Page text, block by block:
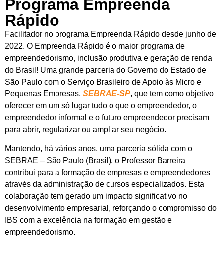
Programa Empreenda
Rápido
Facilitador no programa Empreenda Rápido desde junho de
2022. O Empreenda Rápido é o maior programa de
empreendedorismo, inclusão produtiva e geração de renda
do Brasil! Uma grande parceria do Governo do Estado de
São Paulo com o Serviço Brasileiro de Apoio às Micro e
Pequenas Empresas, SEBRAE-SP, que tem como objetivo
oferecer em um só lugar tudo o que o empreendedor, o
empreendedor informal e o futuro empreendedor precisam
para abrir, regularizar ou ampliar seu negócio.
Mantendo, há vários anos, uma parceria sólida com o
SEBRAE – São Paulo (Brasil), o Professor Barreira
contribui para a formação de empresas e empreendedores
através da administração de cursos especializados. Esta
colaboração tem gerado um impacto significativo no
desenvolvimento empresarial, reforçando o compromisso do
IBS com a excelência na formação em gestão e
empreendedorismo.